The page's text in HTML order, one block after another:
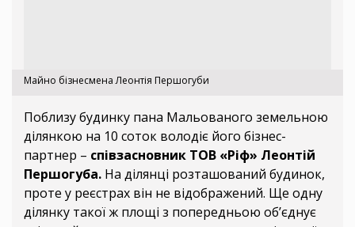
Майно бізнесмена Леонтія Першогуби
Поблизу будинку пана Мальованого земельною
ділянкою на 10 соток володіє його бізнес-
партнер – співзасновник ТОВ «Ріф» Леонтій
Першогуба. На ділянці розташований будинок,
проте у реєстрах він не відображений. Ще одну
ділянку такої ж площі з попередньою об’єднує